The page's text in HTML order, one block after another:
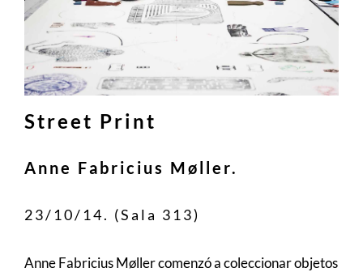
Street Print
Anne Fabricius Møller.
23/10/14. (Sala 313)
Anne Fabricius Møller comenzó a coleccionar objetos